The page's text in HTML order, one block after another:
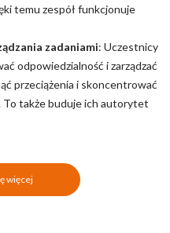
temu zespół funkcjonuje
zadaniami: Uczestnicy
odpowiedzialność i zarządzać
przeciążenia i skoncentrować
To także buduje ich autorytet
więcej